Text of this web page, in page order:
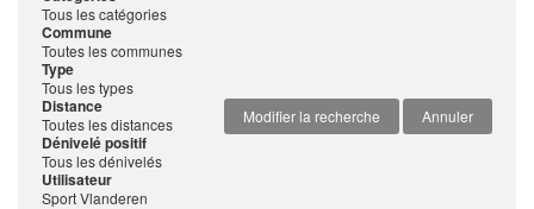
Tous les catégories
Commune
Toutes les communes
Type
Tous les types
Modifier la recherche
Annuler
Distance
Toutes les distances
Dénivelé positif
Tous les dénivelés
Utilisateur
Sport Vlanderen